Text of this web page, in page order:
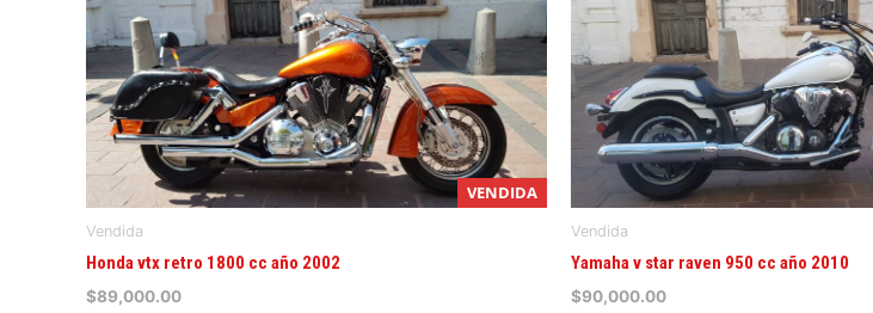
VENDIDA
Vendida
Honda vtx retro 1800 cc año 2002
$89,000.00
Vendida
Yamaha v star raven 950 cc año 2010
$90,000.00